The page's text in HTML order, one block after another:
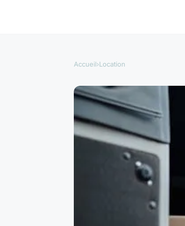
Accueil›Location